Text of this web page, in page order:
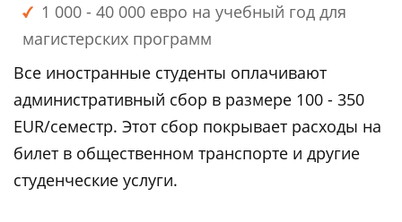
1 000 - 40 000 евро на учебный год для
магистерских программ
Все иностранные студенты оплачивают
административный сбор в размере 100 - 350
EUR/семестр. Этот сбор покрывает расходы на
билет в общественном транспорте и другие
студенческие услуги.